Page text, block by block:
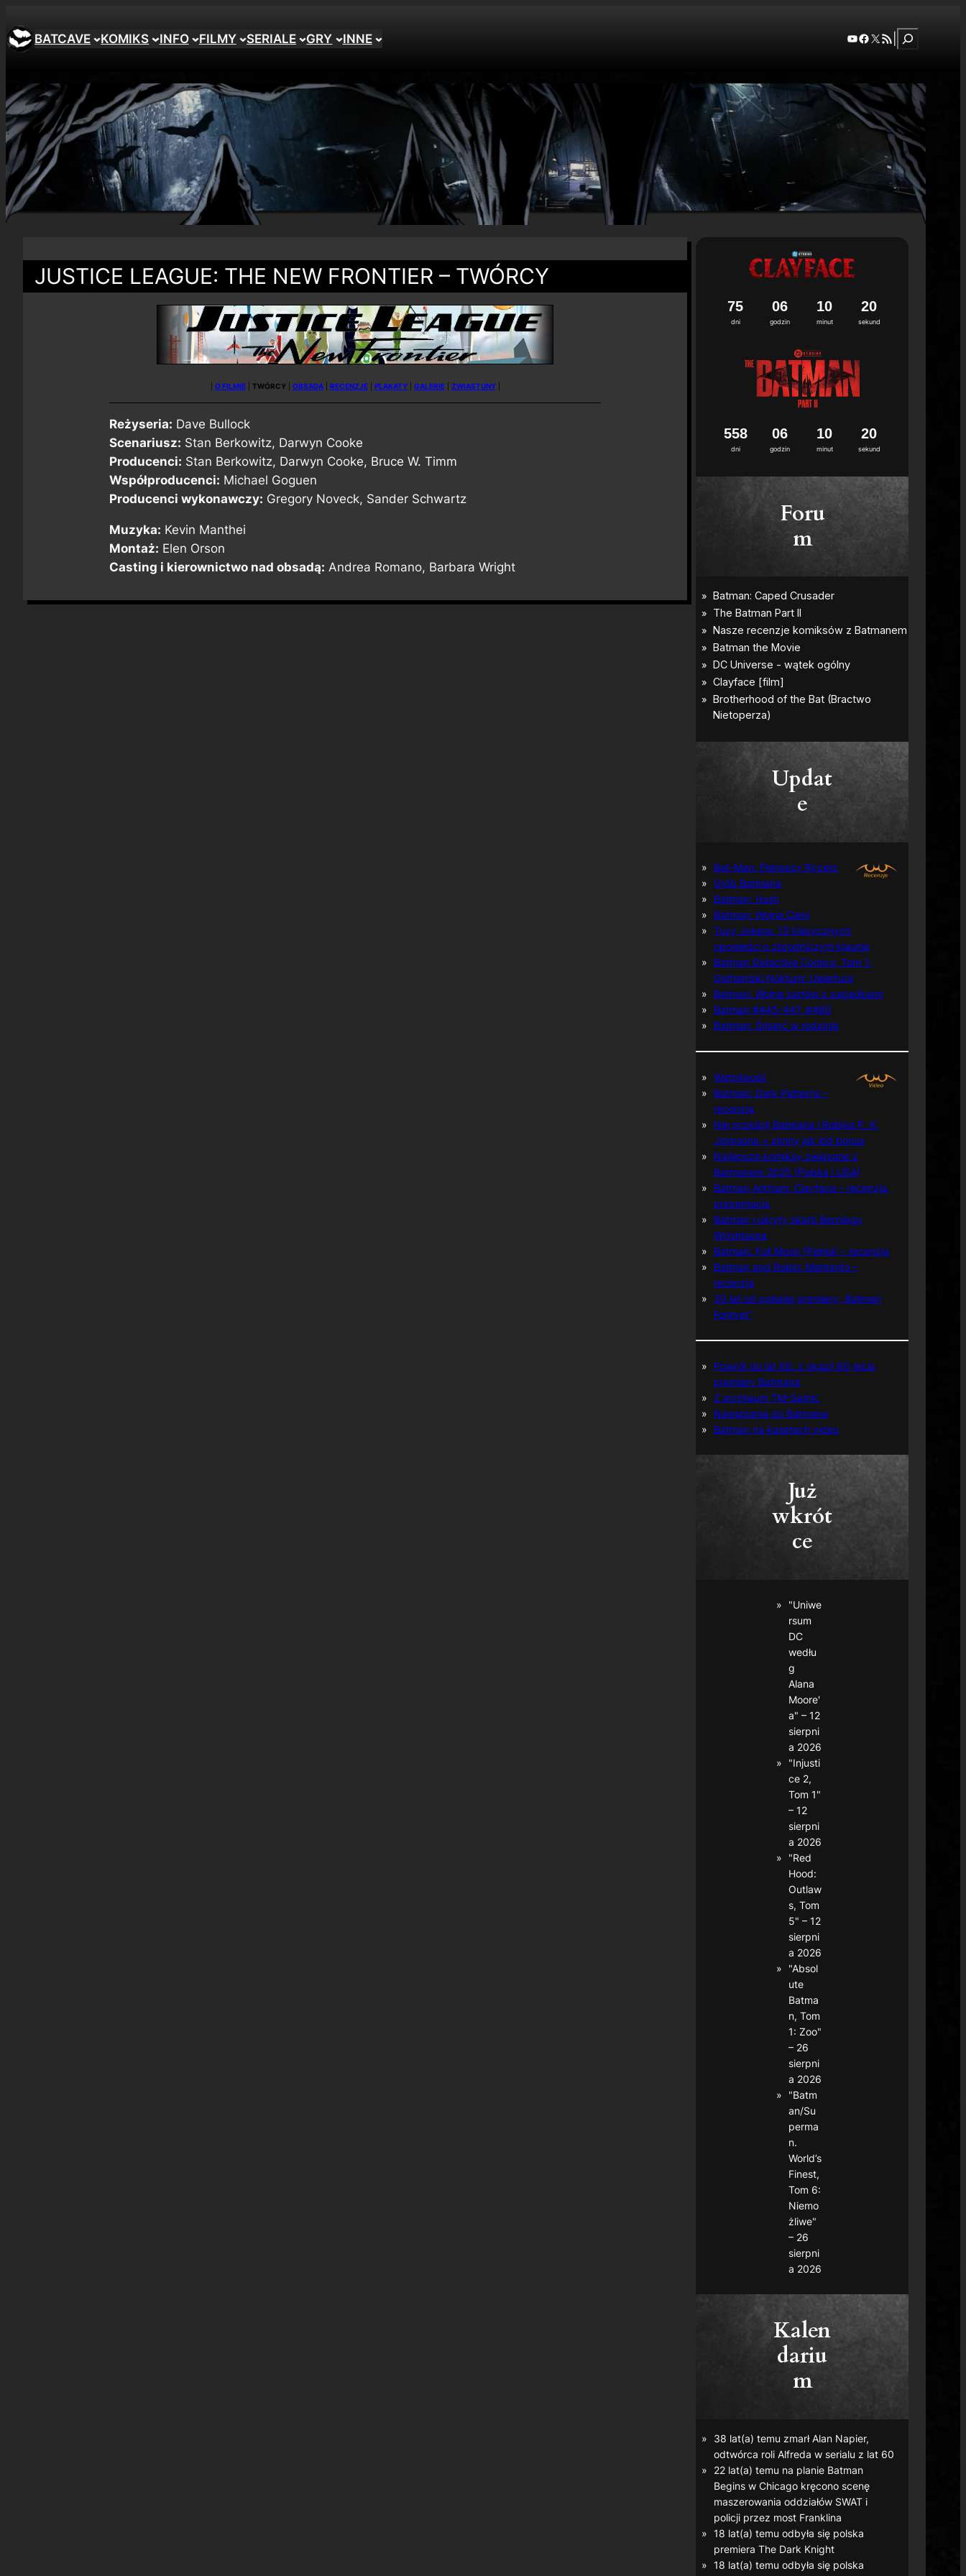
BATCAVE KOMIKS INFO FILMY SERIALE GRY INNE YouTube
Facebook
X RSS FeedSzukaj
JUSTICE LEAGUE: THE NEW FRONTIER – TWÓRCY
O FILMIE| TWÓRCY| OBSADA| RECENZJE| PLAKATY| GALERIE| ZWIASTUNY|
Reżyseria: Dave Bullock
Scenariusz: Stan Berkowitz, Darwyn Cooke
Producenci: Stan Berkowitz, Darwyn Cooke, Bruce W. Timm
Współproducenci: Michael Goguen
Producenci wykonawczy: Gregory Noveck, Sander Schwartz
Muzyka: Kevin Manthei
Montaż: Elen Orson
Casting i kierownictwo nad obsadą: Andrea Romano, Barbara Wright
dni
75
godzin
06
minut
10
sekund
19
dni
558
godzin
06
minut
10
sekund
19
Foru
m
Updat
e
Bat-Man: Pierwszy Rycerz
Grób Batmana
Batman: Hush
Batman: Wojna Cieni
Tuzy Jokera: 13 klasycznych
opowieści o zbrodniczym klaunie
Batman Detective Comics, Tom 1:
Gothamski Nokturn: Uwertura
Batman: Wojna żartów z zagadkami
Batman #445-447, #480
Batman: Śmierć w rodzinie
Wątpliwość
Batman: Dark Patterns –
recenzja
Nie prześpij Batmana i Robina P. K.
Johnsona + zimny jak lód bonus
Najlepsze komiksy związane z
Batmanem 2025 (Polska i USA)
Batman Arkham: Clayface – recenzja,
prezentacja
Batman i ukryty skarb Berniego
Wrightsona
Batman: Full Moon (Pełnia) – recenzja
Batman and Robin: Memento –
recenzja
30 lat od polskiej premiery „Batman
Forever”
Powrót do lat 60. z okazji 60-lecia
premiery Batmana
Z archiwum TM-Semic
Nawiązania do Batmana
Batman na kasetach video
Już
wkrót
ce
"Uniwe
rsum
DC
wedłu
g
Alana
Moore'
a" – 12
sierpni
a 2026
"Injusti
ce 2,
Tom 1"
– 12
sierpni
a 2026
"Red
Hood:
Outlaw
s, Tom
5" – 12
sierpni
a 2026
"Absol
ute
Batma
n, Tom
1: Zoo"
– 26
sierpni
a 2026
"Batm
an/Su
perma
n.
World’s
Finest,
Tom 6:
Niemo
żliwe"
– 26
sierpni
a 2026
Kalen
dariu
m
38 lat(a) temu zmarł Alan Napier,
odtwórca roli Alfreda w serialu z lat 60
22 lat(a) temu na planie Batman
Begins w Chicago kręcono scenę
maszerowania oddziałów SWAT i
policji przez most Franklina
18 lat(a) temu odbyła się polska
premieraThe Dark Knight
18 lat(a) temu odbyła się polska